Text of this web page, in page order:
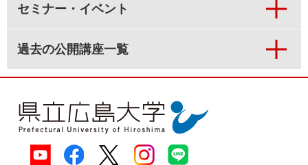
セミナー・イベント
過去の公開講座一覧